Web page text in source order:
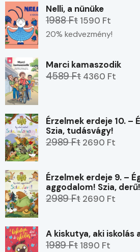
Nelli, a nünüke
1988 Ft 1590 Ft
20% kedvezmény!
Marci kamaszodik
4589 Ft 4360 Ft
Érzelmek erdeje 10. –
Szia, tudásvágy!
2989 Ft 2690 Ft
Érzelmek erdeje 9. –
aggodalom! Szia, derű!
2989 Ft 2690 Ft
A kiskutya, aki iskolás
1989 Ft 1890 Ft